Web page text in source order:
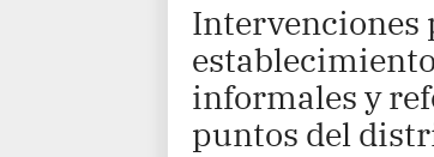
informales y
puntos del